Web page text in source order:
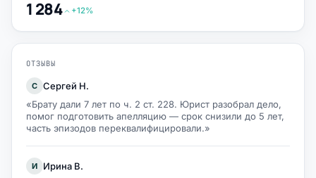
1 284 +12%
ОТЗЫВЫ
С Сергей Н.
«Брату дали 7 лет по ч. 2 ст. 228. Юрист разобрал дело,
помог подготовить апелляцию — срок снизили до 5 лет,
часть эпизодов переквалифицировали.»
И
Ирина В.